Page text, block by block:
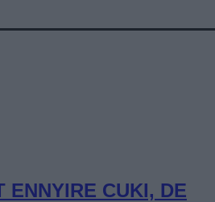
ENNYIRE CUKI, DE